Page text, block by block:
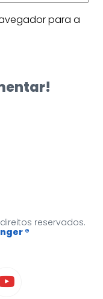
para a
reservados.
®